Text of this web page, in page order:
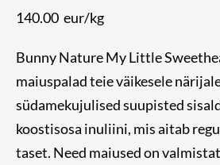
140.00 eur/kg
Bunny Nature My Little
maiuspalad teie väikesele
südamekujulised suupisted
koostisosa inuliini, mis aitab
taset. Need maiused on